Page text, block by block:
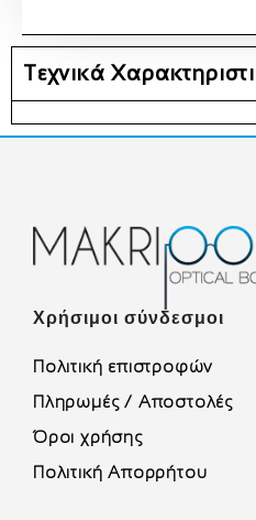
Τεχνικά
Χρήσιμοι σύνδεσμοι
Πολιτική επιστροφών
Πληρωμές / Αποστολές
Όροι χρήσης
Πολιτική Απορρήτου